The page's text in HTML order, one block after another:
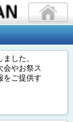
した。
会やお祭ス
をご提供す